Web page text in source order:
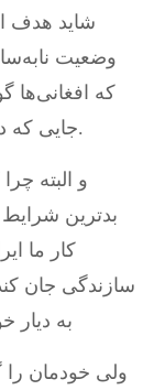
شاید هدف
وضعیت
که افغانی‌ها
جایی که در توان بوده، به سمت آنها لگدپرانی شده.
و البته
بدترین شرایط
کار ما
سازندگی جان
به دیار
ولی خودمان